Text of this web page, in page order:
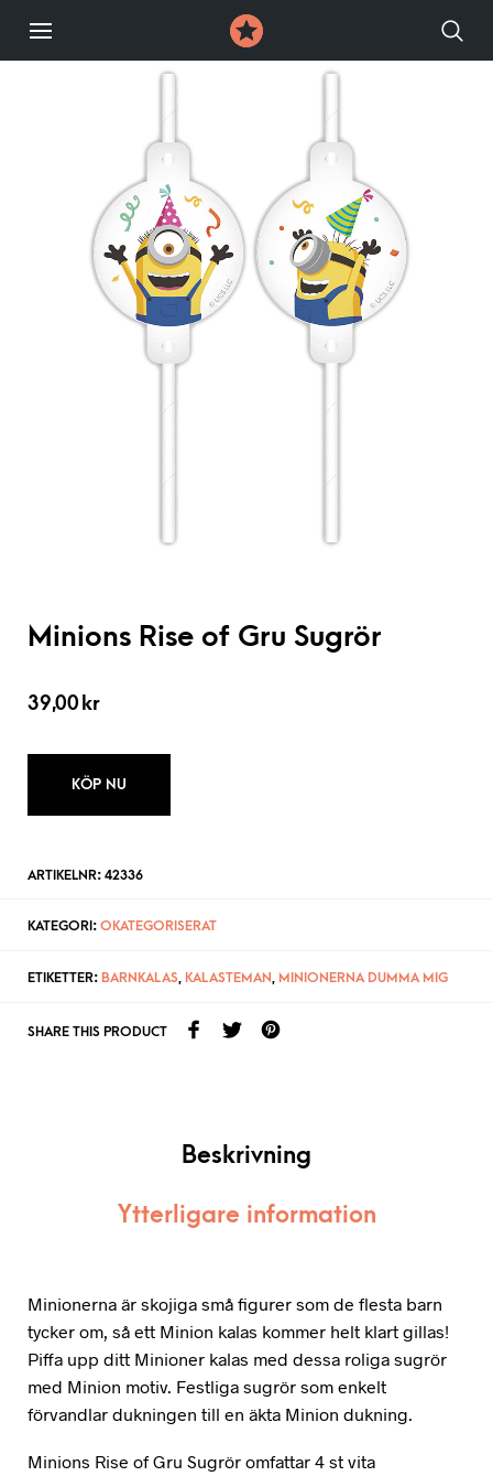
Minions Rise of Gru Sugrör
39,00 kr
KÖP NU
ARTIKELNR: 42336
KATEGORI: OKATEGORISERAT
ETIKETTER: BARNKALAS, KALASTEMAN, MINIONERNA DUMMA MIG
SHARE THIS PRODUCT
Beskrivning
Ytterligare information
Minionerna är skojiga små figurer som de flesta barn
tycker om, så ett Minion kalas kommer helt klart gillas!
Piffa upp ditt Minioner kalas med dessa roliga sugrör
med Minion motiv. Festliga sugrör som enkelt
förvandlar dukningen till en äkta Minion dukning.
Minions Rise of Gru Sugrör omfattar 4 st vita